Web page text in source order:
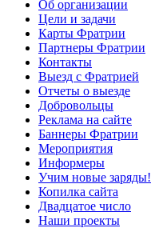
Об организации
Цели и задачи
Карты Фратрии
Партнеры Фратрии
Контакты
Выезд с Фратрией
Отчеты о выезде
Добровольцы
Реклама на сайте
Баннеры Фратрии
Мероприятия
Информеры
Учим новые заряды!
Копилка сайта
Двадцатое число
Наши проекты